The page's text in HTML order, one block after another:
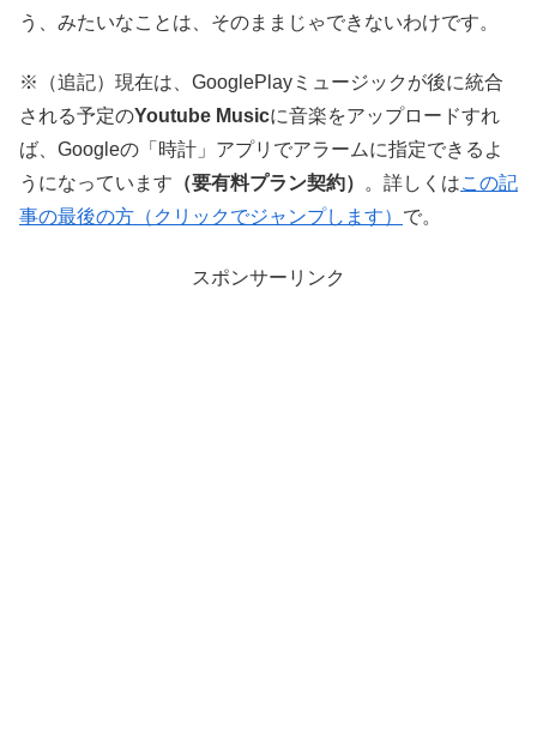
う、みたいなことは、そのままじゃできないわけです。
※（追記）現在は、GooglePlayミュージックが後に統合
される予定のYoutube Musicに音楽をアップロードすれ
ば、Googleの「時計」アプリでアラームに指定できるよ
うになっています （要有料プラン契約） 。詳しくはこの記
事の最後の方（クリックでジャンプします） で。
スポンサーリンク